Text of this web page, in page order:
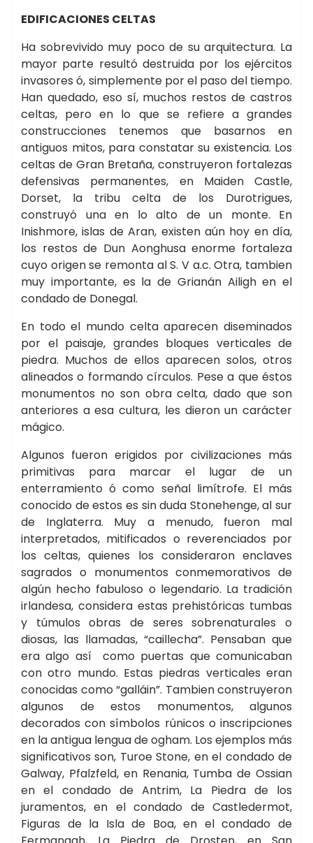
EDIFICACIONES CELTAS
Ha sobrevivido muy poco de su arquitectura. La
mayor parte resultó destruida por los ejércitos
invasores ó, simplemente por el paso del tiempo.
Han quedado, eso sí, muchos restos de castros
celtas, pero en lo que se refiere a grandes
construcciones tenemos que basarnos en
antiguos mitos, para constatar su existencia. Los
celtas de Gran Bretaña, construyeron fortalezas
defensivas permanentes, en Maiden Castle,
Dorset, la tribu celta de los Durotrigues,
construyó una en lo alto de un monte. En
Inishmore, islas de Aran, existen aún hoy en día,
los restos de Dun Aonghusa enorme fortaleza
cuyo origen se remonta al S. V a.c. Otra, tambien
muy importante, es la de Grianán Ailigh en el
condado de Donegal.
En todo el mundo celta aparecen diseminados
por el paisaje, grandes bloques verticales de
piedra. Muchos de ellos aparecen solos, otros
alineados o formando círculos. Pese a que éstos
monumentos no son obra celta, dado que son
anteriores a esa cultura, les dieron un carácter
mágico.
Algunos fueron erigidos por civilizaciones más
primitivas para marcar el lugar de un
enterramiento ó como señal limítrofe. El más
conocido de estos es sin duda Stonehenge, al sur
de Inglaterra. Muy a menudo, fueron mal
interpretados, mitificados o reverenciados por
los celtas, quienes los consideraron enclaves
sagrados o monumentos conmemorativos de
algún hecho fabuloso o legendario. La tradición
irlandesa, considera estas prehistóricas tumbas
y túmulos obras de seres sobrenaturales o
diosas, las llamadas, “caillecha”. Pensaban que
era algo así como puertas que comunicaban
con otro mundo. Estas piedras verticales eran
conocidas como “galláin”. Tambien construyeron
algunos de estos monumentos, algunos
decorados con símbolos rúnicos o inscripciones
en la antigua lengua de ogham. Los ejemplos más
significativos son, Turoe Stone, en el condado de
Galway, Pfalzfeld, en Renania, Tumba de Ossian
en el condado de Antrim, La Piedra de los
juramentos, en el condado de Castledermot,
Figuras de la Isla de Boa, en el condado de